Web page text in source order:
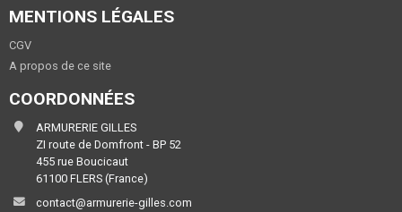
MENTIONS LÉGALES
CGV
A propos de ce site
COORDONNÉES
ARMURERIE GILLES
ZI route de Domfront - BP 52
455 rue Boucicaut
61100 FLERS (France)
contact@armurerie-gilles.com